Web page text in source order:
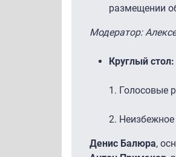
размещении
Модератор:
Круглый стол:
1. Голосовые
2.
Денис Балюра,